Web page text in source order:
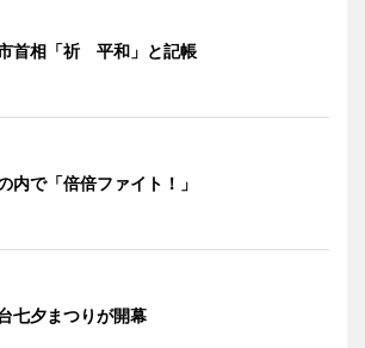
首相「祈 平和」と記帳
内で「倍倍ファイト！」
七夕まつりが開幕